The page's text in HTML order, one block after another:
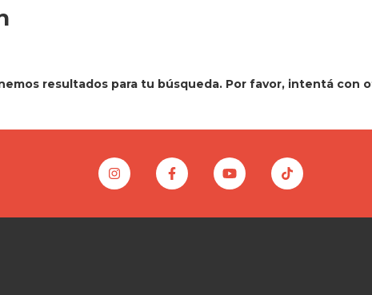
resultados para tu búsqueda. Por favor, intentá con